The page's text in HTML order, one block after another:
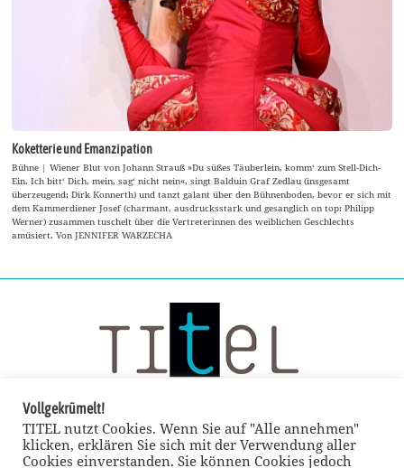
Koketterie und Emanzipation
Bühne | Wiener Blut von Johann Strauß »Du süßes Täuberlein, komm‘ zum Stell-Dich-
Ein. Ich bitt‘ Dich, mein, sag‘ nicht nein«, singt Balduin Graf Zedlau (insgesamt
überzeugend: Dirk Konnerth) und tanzt galant über den Bühnenboden, bevor er sich mit
dem Kammerdiener Josef (charmant, ausdrucksstark und gesanglich on top: Philipp
Werner) zusammen tuschelt über die Vertreterinnen des weiblichen Geschlechts
amüsiert. Von JENNIFER WARZECHA
Vollgekrümelt!
TITEL nutzt Cookies. Wenn Sie auf "Alle annehmen"
klicken, erklären Sie sich mit der Verwendung aller
Cookies einverstanden. Sie können Cookies jedoch